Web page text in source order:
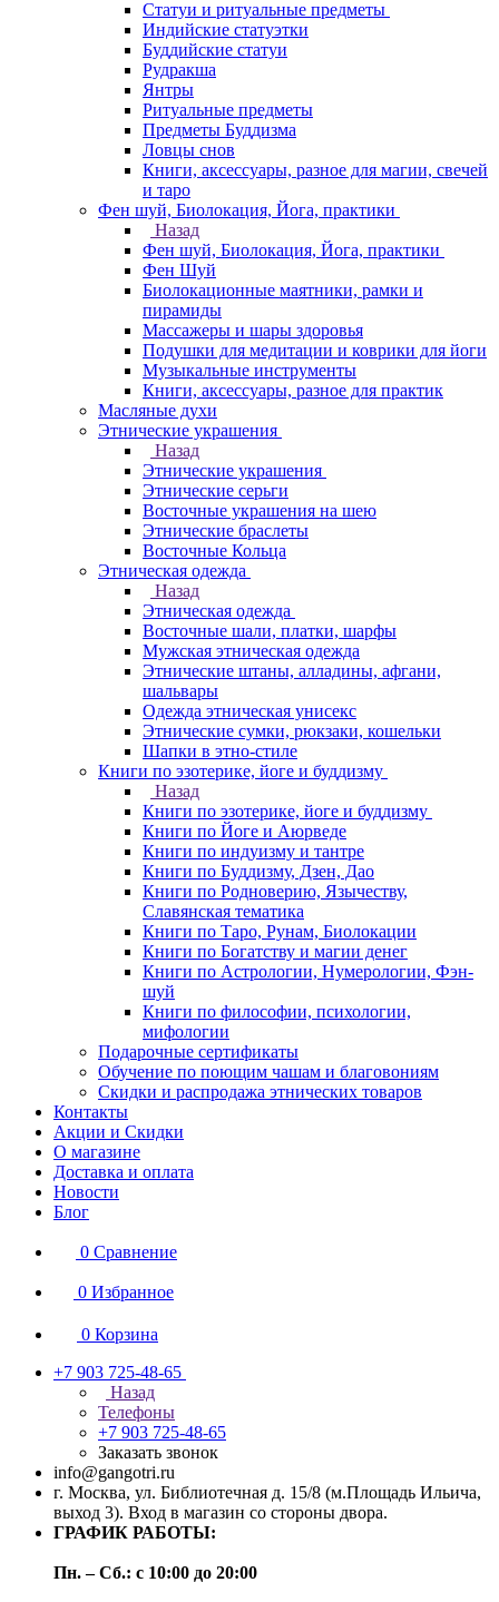
Статуи и ритуальные предметы
Индийские статуэтки
Буддийские статуи
Рудракша
Янтры
Ритуальные предметы
Предметы Буддизма
Ловцы снов
Книги, аксессуары, разное для магии, свечей
и таро
Фен шуй, Биолокация, Йога, практики
Назад
Фен шуй, Биолокация, Йога, практики
Фен Шуй
Биолокационные маятники, рамки и
пирамиды
Массажеры и шары здоровья
Подушки для медитации и коврики для йоги
Музыкальные инструменты
Книги, аксессуары, разное для практик
Масляные духи
Этнические украшения
Назад
Этнические украшения
Этнические серьги
Восточные украшения на шею
Этнические браслеты
Восточные Кольца
Этническая одежда
Назад
Этническая одежда
Восточные шали, платки, шарфы
Мужская этническая одежда
Этнические штаны, алладины, афгани,
шальвары
Одежда этническая унисекс
Этнические сумки, рюкзаки, кошельки
Шапки в этно-стиле
Книги по эзотерике, йоге и буддизму
Назад
Книги по эзотерике, йоге и буддизму
Книги по Йоге и Аюрведе
Книги по индуизму и тантре
Книги по Буддизму, Дзен, Дао
Книги по Родноверию, Язычеству,
Славянская тематика
Книги по Таро, Рунам, Биолокации
Книги по Богатству и магии денег
Книги по Астрологии, Нумерологии, Фэн-
шуй
Книги по философии, психологии,
мифологии
Подарочные сертификаты
Обучение по поющим чашам и благовониям
Скидки и распродажа этнических товаров
Контакты
Акции и Скидки
О магазине
Доставка и оплата
Новости
Блог
0 Сравнение
0 Избранное
0 Корзина
+7 903 725-48-65
Назад
Телефоны
+7 903 725-48-65
Заказать звонок
info@gangotri.ru
г. Москва, ул. Библиотечная д. 15/8 (м.Площадь Ильича,
выход 3). Вход в магазин со стороны двора.
ГРАФИК РАБОТЫ:
Пн. – Сб.: с 10:00 до 20:00